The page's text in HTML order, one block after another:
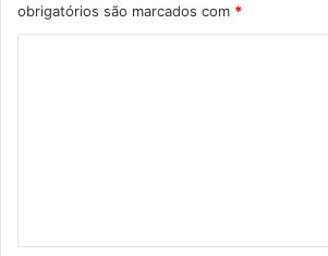
obrigatórios são marcados com *
á